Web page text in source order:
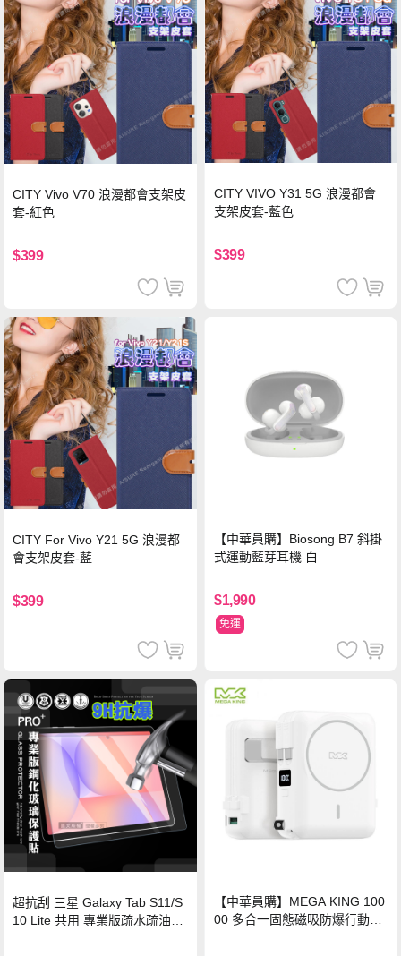
CITY Vivo V70 浪漫都會支架皮
套-紅色
$399
CITY VIVO Y31 5G 浪漫都會
支架皮套-藍色
$399
CITY For Vivo Y21 5G 浪漫都
會支架皮套-藍
$399
【中華員購】Biosong B7 斜掛
式運動藍芽耳機 白
$1,990
免運
超抗刮 三星 Galaxy Tab S11/S
10 Lite 共用 專業版疏水疏油9H
【中華員購】MEGA KING 100
00 多合一固態磁吸防爆行動電